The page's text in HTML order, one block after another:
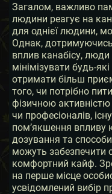
Загалом, важливо
людини реагує на
для однієї людини,
Однак,
вплив канабісу,
мінімізувати будь-
отримати більш
того, чи потрібно
фізичною
чи професіоналів,
пом’якшення впливу
дозування та
можуть забезпечити
комфортний кайф.
на перше місце
усвідомлений вибір